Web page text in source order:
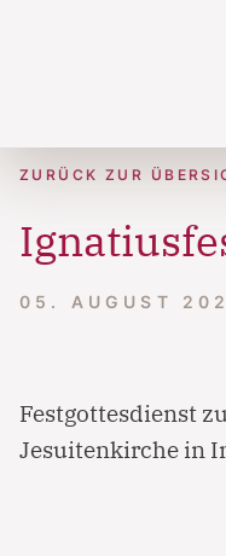
ZURÜCK ZUR
05. AUGUST
Festgottesdienst
Jesuitenkirche in